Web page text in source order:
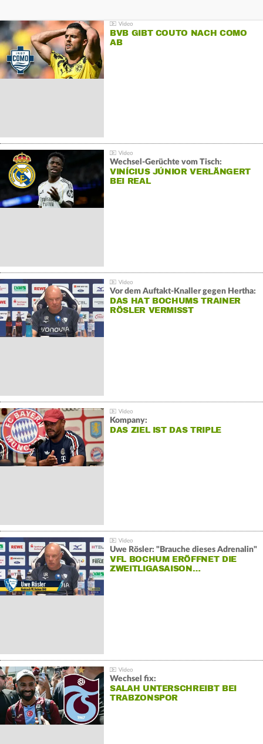
BVB GIBT COUTO NACH COMO
AB
Wechsel-Gerüchte vom Tisch:
VINÍCIUS JÚNIOR VERLÄNGERT
BEI REAL
Vor dem Auftakt-Knaller gegen Hertha:
DAS HAT BOCHUMS TRAINER
RÖSLER VERMISST
Kompany:
DAS ZIEL IST DAS TRIPLE
Uwe Rösler: "Brauche dieses Adrenalin"
VFL BOCHUM ERÖFFNET DIE
ZWEITLIGASAISON…
Wechsel fix:
SALAH UNTERSCHREIBT BEI
TRABZONSPOR